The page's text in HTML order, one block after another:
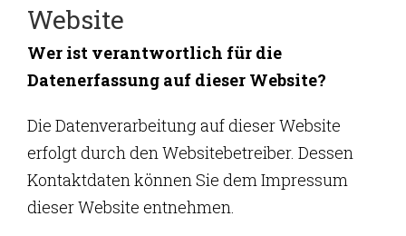
Website
Wer ist verantwortlich für die
Datenerfassung auf dieser Website?
Die Datenverarbeitung auf dieser Website
erfolgt durch den Websitebetreiber. Dessen
Kontaktdaten können Sie dem Impressum
dieser Website entnehmen.